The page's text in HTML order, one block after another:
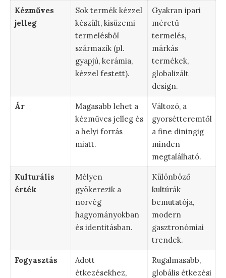
Kézműves
jelleg
Sok termék kézzel
készült, kisüzemi
termelésből
származik (pl.
gyapjú, kerámia,
kézzel festett).
Gyakran ipari
méretű
termelés,
márkás
termékek,
globalizált
design.
Ár
Magasabb lehet a
kézműves jelleg és
a helyi forrás
miatt.
Változó, a
gyorsétteremtől
a fine diningig
minden
megtalálható.
Kulturális
érték
Mélyen
gyökerezik a
norvég
hagyományokban
és identitásban.
Különböző
kultúrák
bemutatója,
modern
gasztronómiai
trendek.
Fogyasztás
Adott
étkezésekhez,
Rugalmasabb,
globális étkezési